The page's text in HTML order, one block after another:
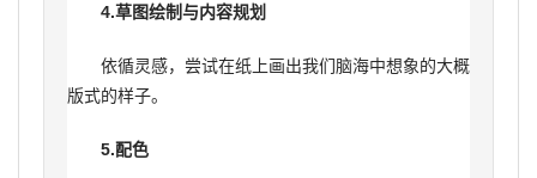
4.草图绘制与内容规划
依循灵感，尝试在纸上画出我们脑海中想象的大概
版式的样子。
5.配色